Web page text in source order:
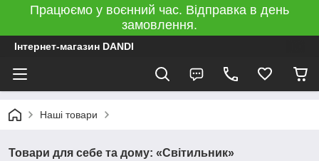
Працюємо у воєнний час. Відправка в день
замовлення.
Інтернет-магазин DANDI
Наші товари
Товари для себе та дому: «Світильник»